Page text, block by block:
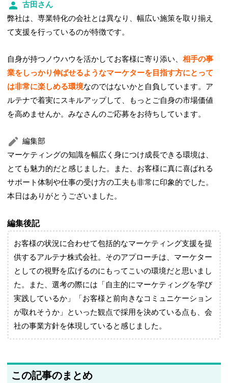
古田さん
弊社は、専業特化の会社とは異なり、幅広い施策を取り揃え
て支援を行っているのが特徴です。
自身が持つノウハウを活かしてお客様に寄り添い、相手の事
業をしっかり伸ばせるようなマーケターを目指す方にとって
は非常に楽しめる環境なのではないかと自負しています。ア
ルテナで着実にスキルアップして、もっとご自身の市場価値
を高めませんか。みなさんのご応募をお待ちしています。
編集部
マーケティングの知識を幅広く身につけ成長できる環境は、
とても魅力的だと感じました。また、お客様に真に喜ばれる
サポート体制や仕事の受け方の工夫も非常に印象的でした。
本日はありがとうございました。
編集後記
お客様の状況に合わせて包括的なマーケティング支援を提
供するアルテナ株式会社。そのアプローチは、マーケター
としての視野を広げるのにもってこいの環境だと思いまし
た。また、選考の際には「自主的にマーケティングを学び
実践しているか」「お客様と前向きなコミュニケーション
が取れそうか」といった観点で採用を決めている点も、会
社の事業方針を体現していると感じました。
この記事のまとめ